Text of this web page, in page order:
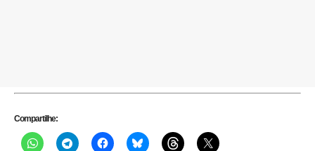
Compartilhe: